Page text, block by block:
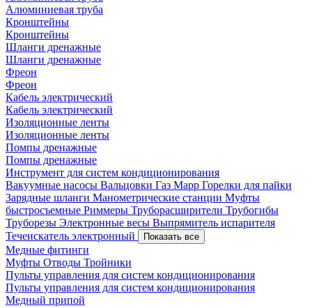
Алюминиевая труба
Кронштейны
Кронштейны
Шланги дренажные
Шланги дренажные
Фреон
Фреон
Кабель электрический
Кабель электрический
Изоляционные ленты
Изоляционные ленты
Помпы дренажные
Помпы дренажные
Инструмент для систем кондиционирования
Вакуумные насосы Вальцовки Газ Mapp Горелки для пайки
Зарядные шланги Манометрические станции Муфты
быстросъемные Риммеры Труборасширители Трубогибы
Труборезы Электронные весы Выпрямитель испарителя
Течеискатель электронный
Показать все
Медные фитинги
Муфты Отводы Тройники
Пульты управления для систем кондиционирования
Пульты управления для систем кондиционирования
Медный припой